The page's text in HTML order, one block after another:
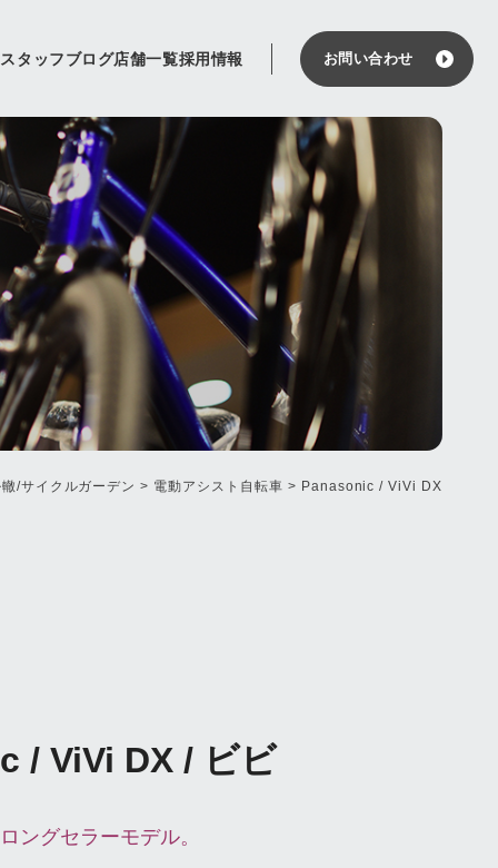
スタッフブログ店舗一覧採用情報 お問い合わせ
/サイクルガーデン > 電動アシスト自転車 > Panasonic / ViVi DX
/ ViVi DX / ビビ
ングセラーモデル。